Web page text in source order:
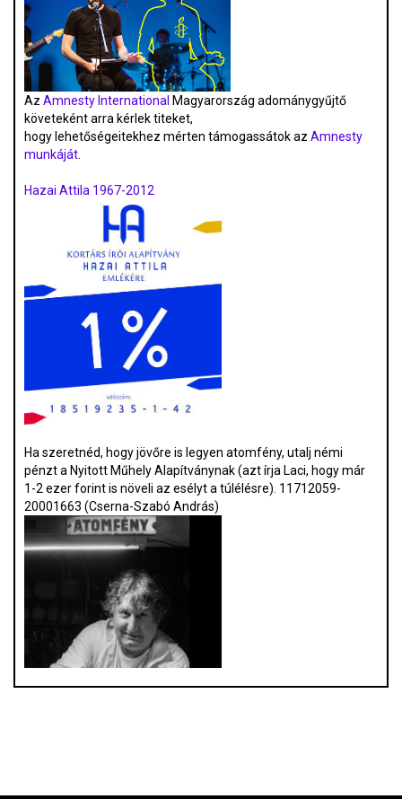
Az Amnesty International Magyarország adománygyűjtő
követeként arra kérlek titeket,
hogy lehetőségeitekhez mérten támogassátok az Amnesty
munkáját.
Hazai Attila 1967-2012
Ha szeretnéd, hogy jövőre is legyen atomfény, utalj némi
pénzt a Nyitott Műhely Alapítványnak (azt írja Laci, hogy már
1-2 ezer forint is növeli az esélyt a túlélésre). 11712059-
20001663 (Cserna-Szabó András)